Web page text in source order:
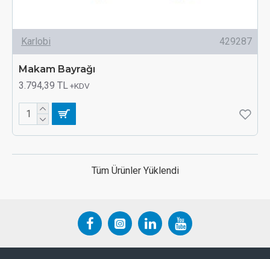
Karlobi 429287
Makam Bayrağı
3.794,39 TL+KDV
Tüm Ürünler Yüklendi